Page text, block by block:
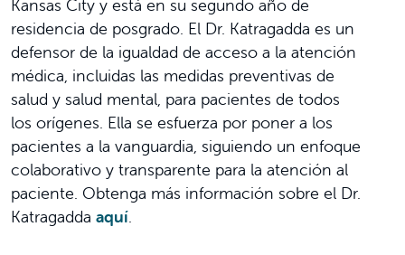
Kansas City y está en su segundo año de
residencia de posgrado. El Dr. Katragadda es un
defensor de la igualdad de acceso a la atención
médica, incluidas las medidas preventivas de
salud y salud mental, para pacientes de todos
los orígenes. Ella se esfuerza por poner a los
pacientes a la vanguardia, siguiendo un enfoque
colaborativo y transparente para la atención al
paciente. Obtenga más información sobre el Dr.
Katragadda aquí.